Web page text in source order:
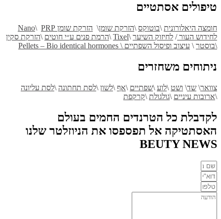
טיפולים אסתטיים
חומצה היאלורונית \בוטוקס \הזרקת שומן\ הזרקת שומן Nano \ PRP
לחידוש העור/ לחיזוק השיער \
Tixel
\הרמת פנים ע״י חוטים \הזרקת סקין
\בוסטר \ עיצוב ופיסול השפתיים \ Pellets – Bio identical hormones
ניתוחים משחזרים
צוואר\ שד\ ושט \לוע \שפתיים \אף \לשון \לסת תחתונה \לסת עליונה
\ארובות עיניים \גולגולת \קרקפת
לקדבלת כל הטרנדים החמים בעולם
האסתטיקה אל תפספסו את הניוזלטר שלנו
BEUTY NEWS